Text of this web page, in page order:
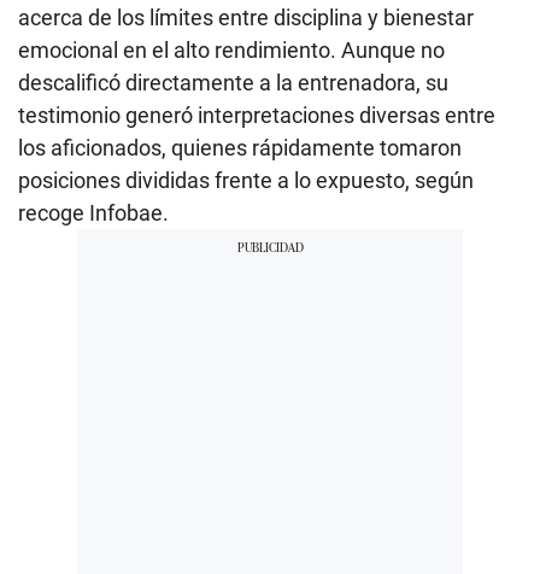
acerca de los límites entre disciplina y bienestar
emocional en el alto rendimiento. Aunque no
descalificó directamente a la entrenadora, su
testimonio generó interpretaciones diversas entre
los aficionados, quienes rápidamente tomaron
posiciones divididas frente a lo expuesto, según
recoge Infobae.